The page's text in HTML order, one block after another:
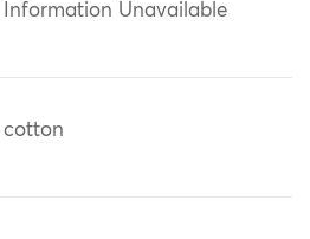
Information Unavailable
cotton